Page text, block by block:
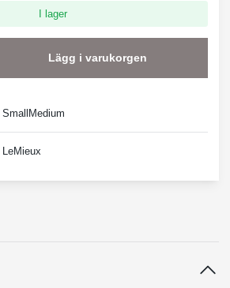
I lager
Lägg i varukorgen
SmallMedium
LeMieux